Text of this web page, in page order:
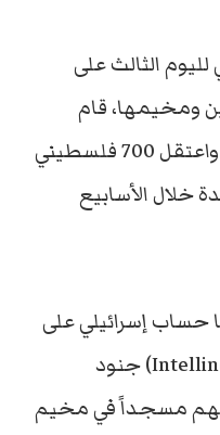
لليوم الثالث على
ومخيمها، قام
خلالها بتفجير نحو 20 منزلاً، واعتقل 700 فلسطيني
خلال الأسابيع
حساب إسرائيلي على
يدعى “إنتلنيوز” (‏Intellinews) جنود
مسجداً في مخيم